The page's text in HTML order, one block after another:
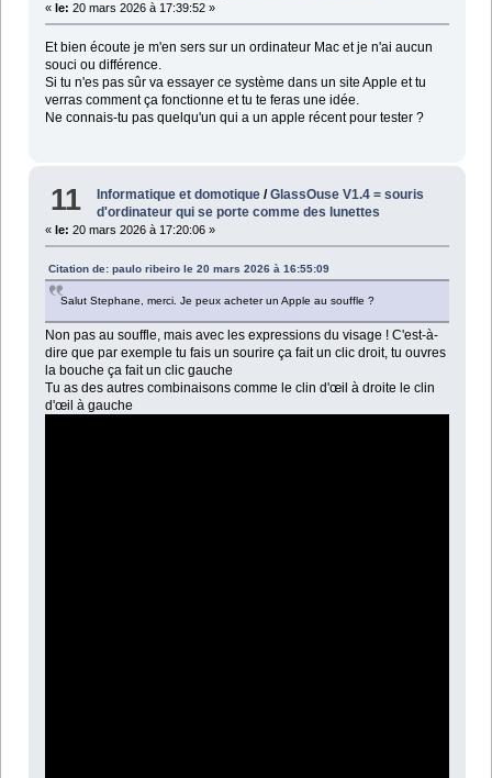
« le: 20 mars 2026 à 17:39:52 »
Et bien écoute je m'en sers sur un ordinateur Mac et je n'ai aucun
souci ou différence.
Si tu n'es pas sûr va essayer ce système dans un site Apple et tu
verras comment ça fonctionne et tu te feras une idée.
Ne connais-tu pas quelqu'un qui a un apple récent pour tester ?
11 Informatique et domotique /GlassOuse V1.4 = souris
d'ordinateur qui se porte comme des lunettes
« le: 20 mars 2026 à 17:20:06 »
Citation de: paulo ribeiro le 20 mars 2026 à 16:55:09
Salut Stephane, merci. Je peux acheter un Apple au souffle ?
Non pas au souffle, mais avec les expressions du visage ! C'est-à-
dire que par exemple tu fais un sourire ça fait un clic droit, tu ouvres
la bouche ça fait un clic gauche
Tu as des autres combinaisons comme le clin d'œil à droite le clin
d'œil à gauche